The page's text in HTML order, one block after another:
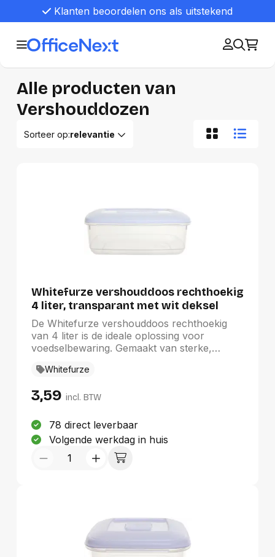
Klanten beoordelen ons als uitstekend
Alle producten van
Vershouddozen
Sorteer op:relevantie
Nieuwste eerst
Duurste eerst
Whitefurze vershouddoos rechthoekig
4 liter, transparant met wit deksel
De Whitefurze vershouddoos rechthoekig
van 4 liter is de ideale oplossing voor
voedselbewaring. Gemaakt van sterke,
BPA-vrij en hermetisch afsluitbaar, wat zorgt
Geschikt voor diepvries, magnetron, koelkast
gemak. Het witte deksel en het rechthoekige
ontwerp maximaliseren de ruimte.
Afmetingen: 27 x 20 x 11 cm. Gewicht: 0,23
kg.
Whitefurze
3,59 incl. BTW
78 direct leverbaar
Volgende werkdag in huis